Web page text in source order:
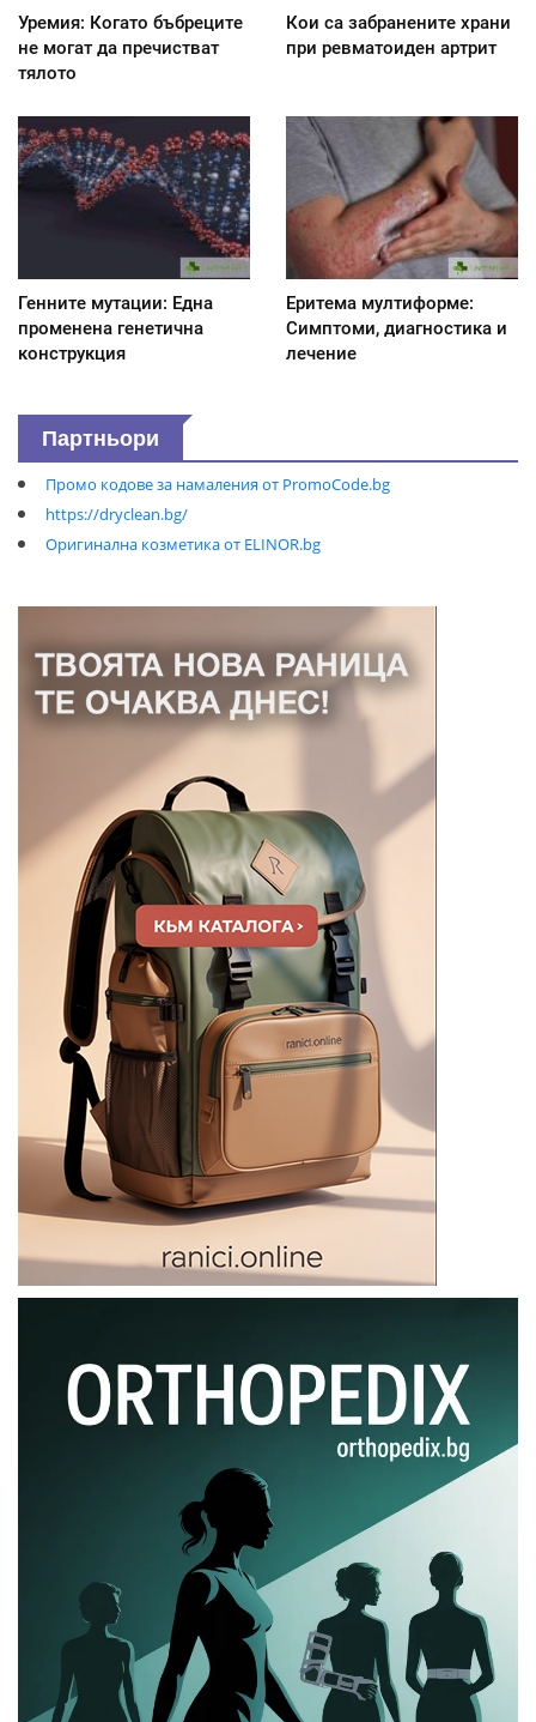
Уремия: Когато бъбреците
не могат да пречистват
тялото
Кои са забранените храни
при ревматоиден артрит
Генните мутации: Една
променена генетична
конструкция
Еритема мултиформе:
Симптоми, диагностика и
лечение
Партньори
Промо кодове за намаления от PromoCode.bg
https://dryclean.bg/
Оригинална козметика от ELINOR.bg